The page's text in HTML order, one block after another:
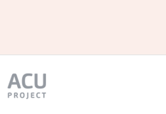
인시 캠퍼스인 경우 해당 캠퍼스
있는 기관명을 선택하시면 됩니